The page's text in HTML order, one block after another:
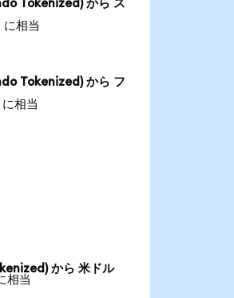
Tokenized) から ス
に相当
Tokenized) から フ
相当
から 米ドル
相当